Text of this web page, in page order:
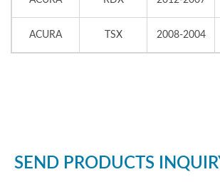
ACURA TSX 2008-2004